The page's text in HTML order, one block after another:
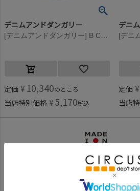
デニムアンドダンガリー
定価 ¥ 10,340のところ
当店特別価格 ¥ 5,170税込
デニ
定価 ¥
当店